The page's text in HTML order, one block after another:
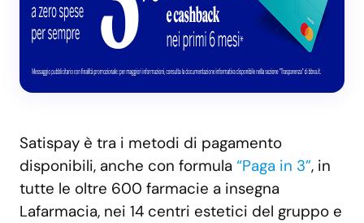
Satispay è tra i metodi di pagamento
disponibili, anche con formula “Paga in 3”, in
tutte le oltre 600 farmacie a insegna
Lafarmacia, nei 14 centri estetici del gruppo e